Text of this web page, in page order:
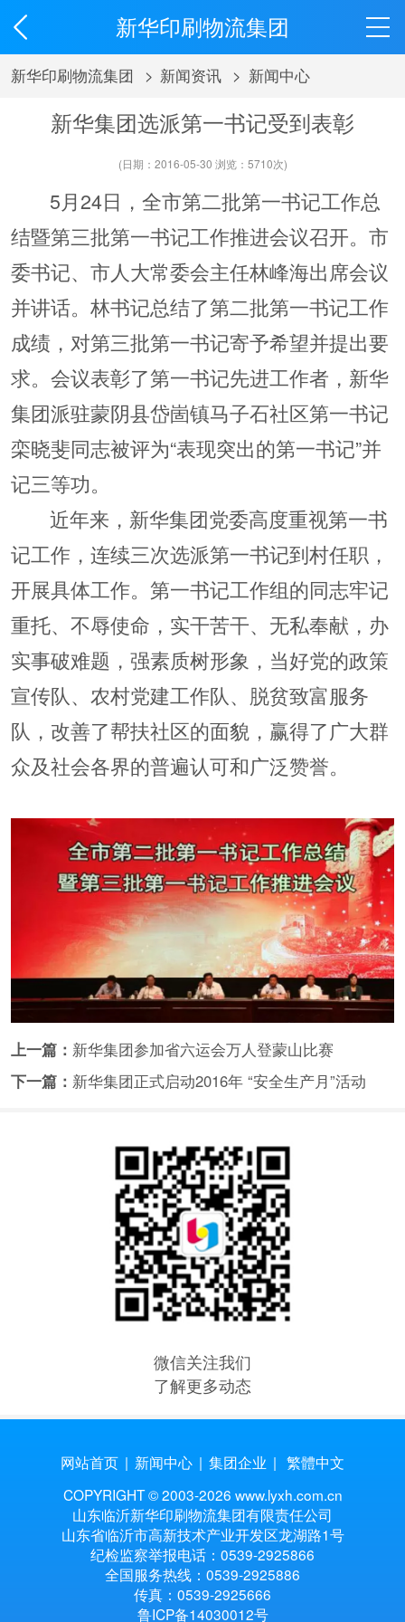
新华印刷物流集团
新华印刷物流集团 > 新闻资讯 > 新闻中心
新华集团选派第一书记受到表彰
(日期：2016-05-30 浏览： 5710次)
5月24日，全市第二批第一书记工作总
结暨第三批第一书记工作推进会议召开。市
委书记、市人大常委会主任林峰海出席会议
并讲话。林书记总结了第二批第一书记工作
成绩，对第三批第一书记寄予希望并提出要
求。会议表彰了第一书记先进工作者，新华
集团派驻蒙阴县岱崮镇马子石社区第一书记
栾晓斐同志被评为“表现突出的第一书记”并
记三等功。
近年来，新华集团党委高度重视第一书
记工作，连续三次选派第一书记到村任职，
开展具体工作。第一书记工作组的同志牢记
重托、不辱使命，实干苦干、无私奉献，办
实事破难题，强素质树形象，当好党的政策
宣传队、农村党建工作队、脱贫致富服务
队，改善了帮扶社区的面貌，赢得了广大群
众及社会各界的普遍认可和广泛赞誉。
上一篇： 新华集团参加省六运会万人登蒙山比赛
下一篇： 新华集团正式启动2016年 “安全生产月”活动
微信关注我们
了解更多动态
网站首页 | 新闻中心 | 集团企业 | 繁體中文
COPYRIGHT © 2003-2026 www.lyxh.com.cn
山东临沂新华印刷物流集团有限责任公司
山东省临沂市高新技术产业开发区龙湖路1号
纪检监察举报电话：0539-2925866
全国服务热线：0539-2925886
传真：0539-2925666
鲁ICP备14030012号